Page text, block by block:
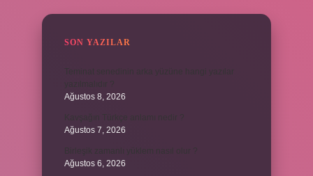
SON YAZILAR
Ağustos 8, 2026
Ağustos 7, 2026
Ağustos 6, 2026